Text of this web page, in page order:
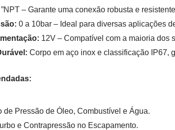
– Garante uma conexão robusta e
0 a 10bar – Ideal para diversas aplicações
12V – Compatível com a maioria dos
Corpo em aço inox e classificação IP67,
de Pressão de Óleo, Combustível e Água.
e Contrapressão no Escapamento.